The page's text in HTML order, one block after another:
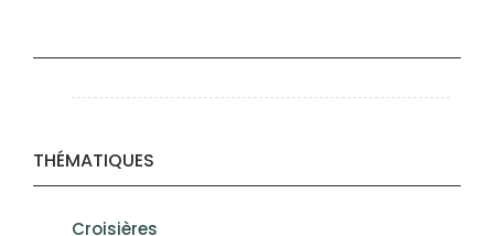
THÉMATIQUES
Croisières